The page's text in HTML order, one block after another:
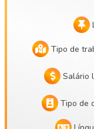
Tipo de
Salário
Tipo de